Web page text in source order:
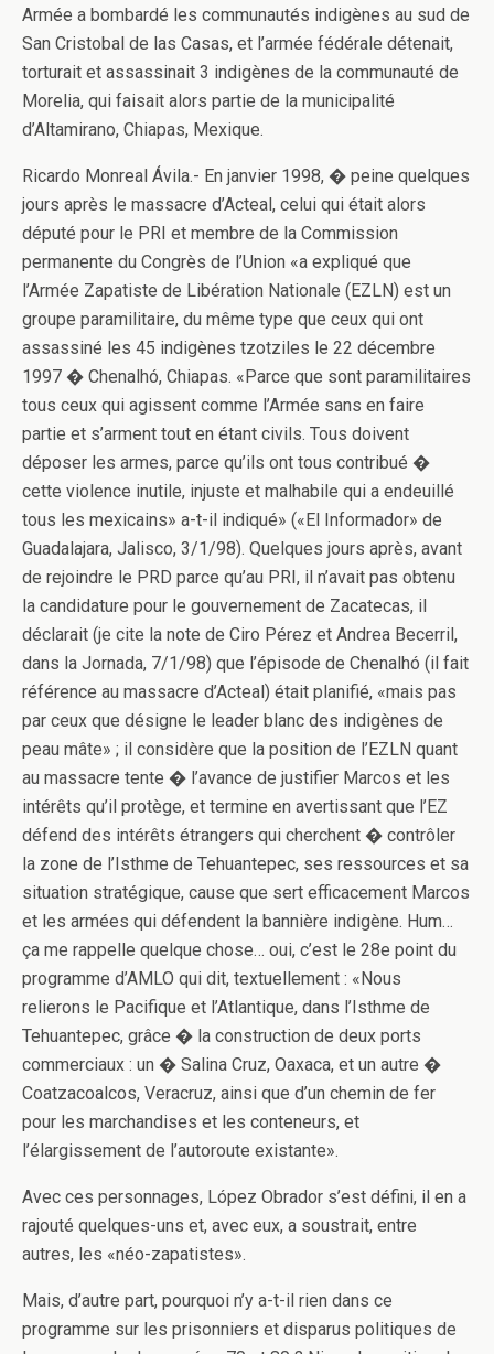
Armée a bombardé les communautés indigènes au sud de
San Cristobal de las Casas, et l’armée fédérale détenait,
torturait et assassinait 3 indigènes de la communauté de
Morelia, qui faisait alors partie de la municipalité
d’Altamirano, Chiapas, Mexique.
Ricardo Monreal Ávila.- En janvier 1998, � peine quelques
jours après le massacre d’Acteal, celui qui était alors
député pour le PRI et membre de la Commission
permanente du Congrès de l’Union «a expliqué que
l’Armée Zapatiste de Libération Nationale (EZLN) est un
groupe paramilitaire, du même type que ceux qui ont
assassiné les 45 indigènes tzotziles le 22 décembre
1997 � Chenalhó, Chiapas. «Parce que sont paramilitaires
tous ceux qui agissent comme l’Armée sans en faire
partie et s’arment tout en étant civils. Tous doivent
déposer les armes, parce qu’ils ont tous contribué �
cette violence inutile, injuste et malhabile qui a endeuillé
tous les mexicains» a-t-il indiqué» («El Informador» de
Guadalajara, Jalisco, 3/1/98). Quelques jours après, avant
de rejoindre le PRD parce qu’au PRI, il n’avait pas obtenu
la candidature pour le gouvernement de Zacatecas, il
déclarait (je cite la note de Ciro Pérez et Andrea Becerril,
dans la Jornada, 7/1/98) que l’épisode de Chenalhó (il fait
référence au massacre d’Acteal) était planifié, «mais pas
par ceux que désigne le leader blanc des indigènes de
peau mâte» ; il considère que la position de l’EZLN quant
au massacre tente � l’avance de justifier Marcos et les
intérêts qu’il protège, et termine en avertissant que l’EZ
défend des intérêts étrangers qui cherchent � contrôler
la zone de l’Isthme de Tehuantepec, ses ressources et sa
situation stratégique, cause que sert efficacement Marcos
et les armées qui défendent la bannière indigène. Hum…
ça me rappelle quelque chose… oui, c’est le 28e point du
programme d’AMLO qui dit, textuellement : «Nous
relierons le Pacifique et l’Atlantique, dans l’Isthme de
Tehuantepec, grâce � la construction de deux ports
commerciaux : un � Salina Cruz, Oaxaca, et un autre �
Coatzacoalcos, Veracruz, ainsi que d’un chemin de fer
pour les marchandises et les conteneurs, et
l’élargissement de l’autoroute existante».
Avec ces personnages, López Obrador s’est défini, il en a
rajouté quelques-uns et, avec eux, a soustrait, entre
autres, les «néo-zapatistes».
Mais, d’autre part, pourquoi n’y a-t-il rien dans ce
programme sur les prisonniers et disparus politiques de